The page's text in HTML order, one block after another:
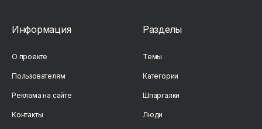
Информация
О проекте
Пользователям
Реклама на сайте
Контакты
Разделы
Темы
Категории
Шпаргалки
Люди